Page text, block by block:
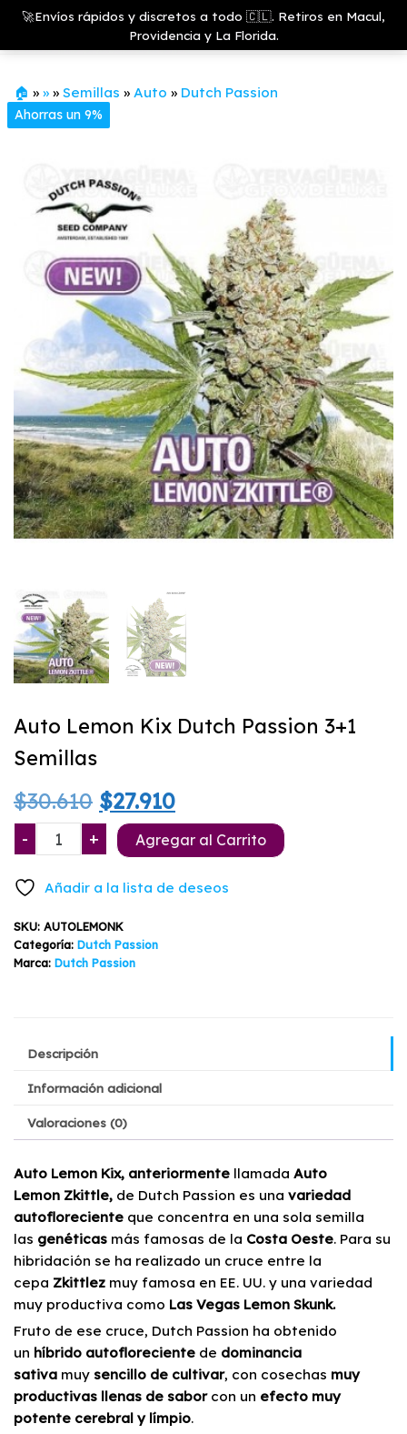
Saltar
contenido
🚀Envíos rápidos y discretos a todo 🇨🇱. Retiros en Macul,
Providencia y La Florida.
Growshop
& LED
Store
🏠 » » » Semillas » Auto » Dutch Passion
Ahorras un 9%
Auto Lemon Kix Dutch Passion 3+1
Semillas
$30.610 El
precio
$30.610.
$27.910El
precio
-
Auto
Lemon
Dutch
Passion
3+1
Semillas
+ Agregar al Carrito
Añadir a la lista de deseos
SKU: AUTOLEMONK
Categoría: Dutch Passion
Marca: Dutch Passion
Descripción
Información adicional
Valoraciones (0)
Auto Lemon Kix, anteriormente llamada Auto
Lemon Zkittle, de Dutch Passion es una variedad
autofloreciente que concentra en una sola semilla
las genéticas más famosas de la Costa Oeste. Para su
hibridación se ha realizado un cruce entre la
cepa Zkittlez muy famosa en EE. UU. y una variedad
muy productiva como Las Vegas Lemon Skunk.
Fruto de ese cruce, Dutch Passion ha obtenido
un híbrido autofloreciente de dominancia
sativa muy sencillo de cultivar, con cosechas muy
productivas llenas de saborcon un efecto muy
potente cerebral y límpio.